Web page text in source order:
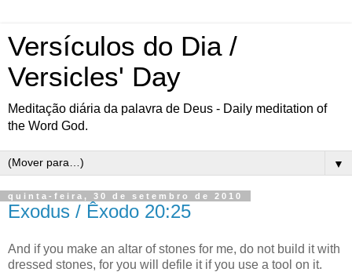
Versículos do Dia /
Versicles' Day
Meditação diária da palavra de Deus - Daily meditation of
the Word God.
▼
quinta-feira, 30 de setembro de 2010
Exodus / Êxodo 20:25
And if you make an altar of stones for me, do not build it with
dressed stones, for you will defile it if you use a tool on it.